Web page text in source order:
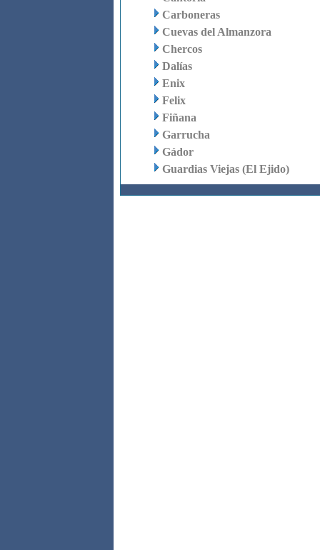
Carboneras
Cuevas del Almanzora
Chercos
Dalías
Enix
Felix
Fiñana
Garrucha
Gádor
Guardias Viejas (El Ejido)